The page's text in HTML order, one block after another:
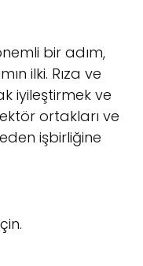
bir adım,
ilki. Rıza ve
iyileştirmek ve
ortakları ve
işbirliğine